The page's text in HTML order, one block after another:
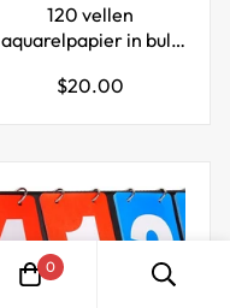
120 vellen
aquarelpapier in bulk
Normale
$20.00
0